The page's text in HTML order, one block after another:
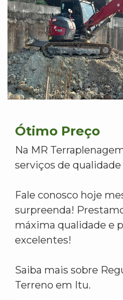
Ótimo Preço
Na MR
serviços de
Fale conosco hoje
surpreenda!
máxima qualidade e
excelentes!
Saiba mais sobre
Terreno em Itu.